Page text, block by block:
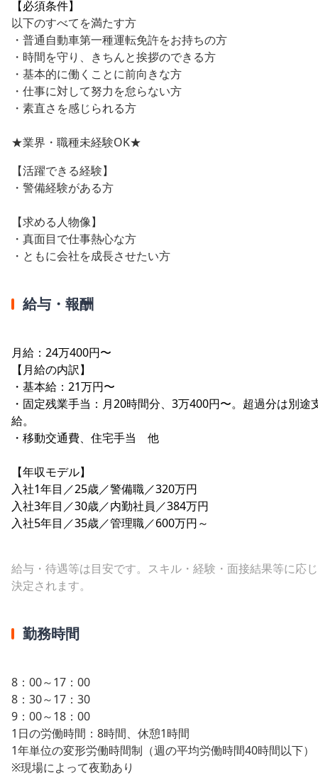
【必須条件】
以下のすべてを満たす方
・普通自動車第一種運転免許をお持ちの方
・時間を守り、きちんと挨拶のできる方
・基本的に働くことに前向きな方
・仕事に対して努力を怠らない方
・素直さを感じられる方
★業界・職種未経験OK★
【活躍できる経験】
・警備経験がある方
【求める人物像】
・真面目で仕事熱心な方
・ともに会社を成長させたい方
給与・報酬
月給：24万400円〜
【月給の内訳】
・基本給：21万円〜
・固定残業手当：月20時間分、3万400円〜。超過分は別途
給。
・移動交通費、住宅手当 他
【年収モデル】
入社1年目／25歳／警備職／320万円
入社3年目／30歳／内勤社員／384万円
入社5年目／35歳／管理職／600万円～
給与・待遇等は目安です。スキル・経験・面接結果等に応
決定されます。
勤務時間
8：00～17：00
8：30～17：30
9：00～18：00
1日の労働時間：8時間、休憩1時間
1年単位の変形労働時間制（週の平均労働時間40時間以下）
※現場によって夜勤あり